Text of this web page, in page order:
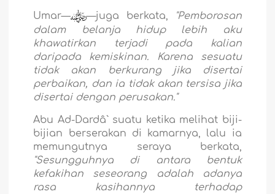
Umar— —juga berkata,
"Pemborosan
dalam belanja hidup lebih aku
khawatirkan terjadi pada kalian
daripada kemiskinan. Karena sesuatu
tidak akan berkurang jika disertai
perbaikan, dan ia tidak akan tersisa jika
disertai dengan perusakan."
Abu Ad-Dardâ` suatu ketika melihat biji-
bijian berserakan di kamarnya, lalu ia
memungutnya seraya berkata,
"Sesungguhnya di antara bentuk
kefakihan seseorang adalah adanya
rasa kasihannya terhadap